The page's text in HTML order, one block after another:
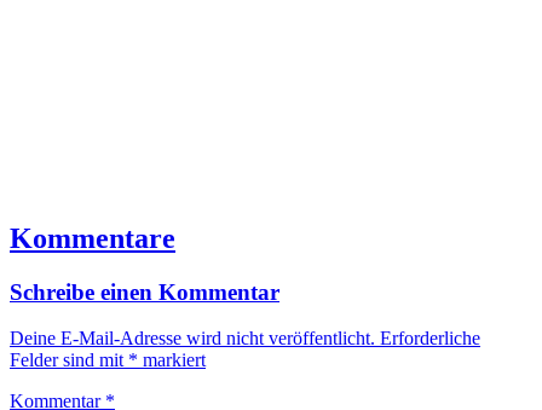
Kommentare
Schreibe einen Kommentar
Deine E-Mail-Adresse wird nicht veröffentlicht. Erforderliche
Felder sind mit * markiert
Kommentar *